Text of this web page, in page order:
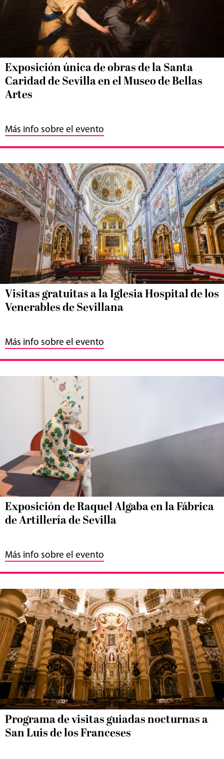
Exposición única de obras de la Santa
Caridad de Sevilla en el Museo de Bellas
Artes
Más info sobre el evento
Visitas gratuitas a la Iglesia Hospital de los
Venerables de Sevillana
Más info sobre el evento
Exposición de Raquel Algaba en la Fábrica
de Artillería de Sevilla
Más info sobre el evento
Programa de visitas guiadas nocturnas a
San Luis de los Franceses